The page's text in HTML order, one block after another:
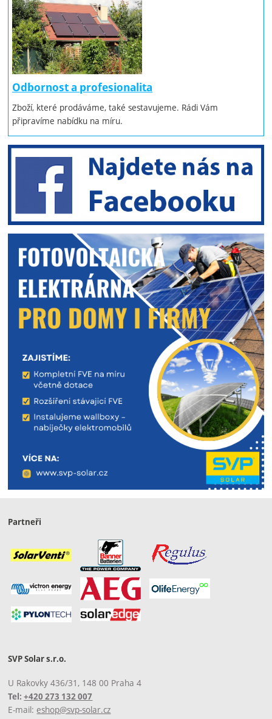
Odbornost a profesionalita
Zboží, které prodáváme, také sestavujeme. Rádi Vám
připravíme nabídku na míru.
Partneři
SVP Solar s.r.o.
U Rakovky 436/31, 148 00 Praha 4
Tel:+420 273 132 007
E-mail: eshop@svp-solar.cz